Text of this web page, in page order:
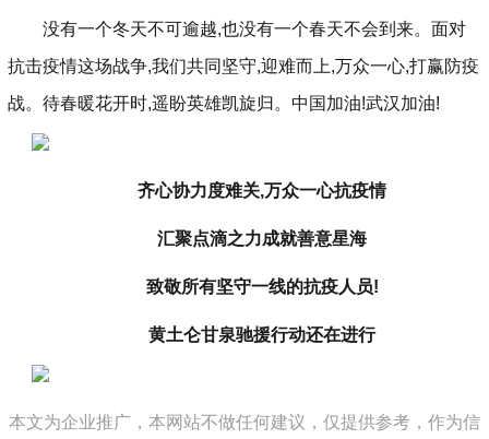
没有一个冬天不可逾越,也没有一个春天不会到来。面对
抗击疫情这场战争,我们共同坚守,迎难而上,万众一心,打赢防疫
战。待春暖花开时,遥盼英雄凯旋归。中国加油!武汉加油!
齐心协力度难关,万众一心抗疫情
汇聚点滴之力成就善意星海
致敬所有坚守一线的抗疫人员!
黄土仑甘泉驰援行动还在进行
本文为企业推广，本网站不做任何建议，仅提供参考，作为信